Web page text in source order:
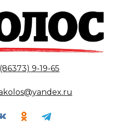
9-19-65